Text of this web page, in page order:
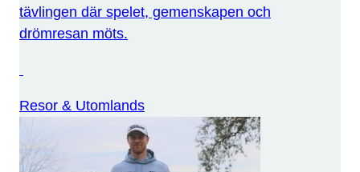
tävlingen där spelet, gemenskapen och
drömresan möts.
Resor & Utomlands